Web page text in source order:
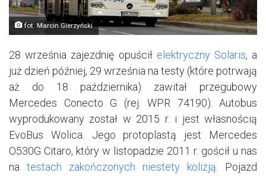
fot. Marcin Gierzyński
28 września zajezdnię opuścił elektryczny Solaris, a
już dzień później, 29 września na testy (które potrwają
aż do 18 października) zawitał przegubowy
Mercedes Conecto G (rej. WPR 74190). Autobus
wyprodukowany został w 2015 r. i jest własnością
EvoBus Wolica. Jego protoplastą jest Mercedes
O530G Citaro, który w listopadzie 2011 r. gościł u nas
na testach zakończonych niestety kolizją . Pojazd